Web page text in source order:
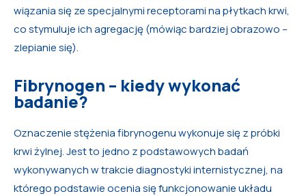
wiązania się ze specjalnymi receptorami na płytkach krwi,
co stymuluje ich agregację (mówiąc bardziej obrazowo –
zlepianie się).
Fibrynogen – kiedy wykonać
badanie?
Oznaczenie stężenia fibrynogenu wykonuje się z próbki
krwi żylnej. Jest to jedno z podstawowych badań
wykonywanych w trakcie diagnostyki internistycznej, na
którego podstawie ocenia się funkcjonowanie układu